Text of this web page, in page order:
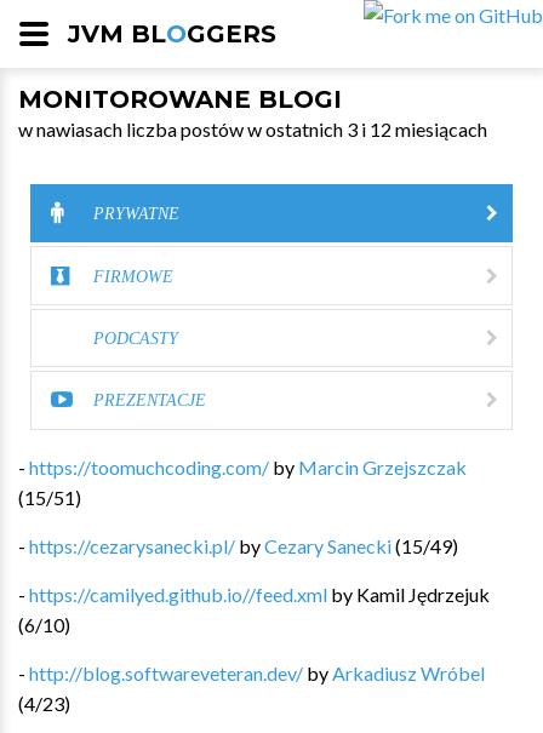
JVM BLOGGERS
MONITOROWANE BLOGI
w nawiasach liczba postów w ostatnich 3 i 12 miesiącach
PRYWATNE
FIRMOWE
PODCASTY
PREZENTACJE
- https://toomuchcoding.com/ by Marcin Grzejszczak
(15/51)
- https://cezarysanecki.pl/ byCezary Sanecki(15/49)
- https://camilyed.github.io//feed.xml by Kamil Jędrzejuk
(6/10)
- http://blog.softwareveteran.dev/ by Arkadiusz Wróbel
(4/23)